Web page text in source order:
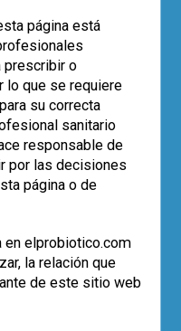
pero…
la prevención
a antibióticos
(27 de
la diversidad
página está
prescribir o
lo que se requiere
su correcta
sanitario
responsable de
por las decisiones
página o de
en elprobiotico.com
la relación que
de este sitio web